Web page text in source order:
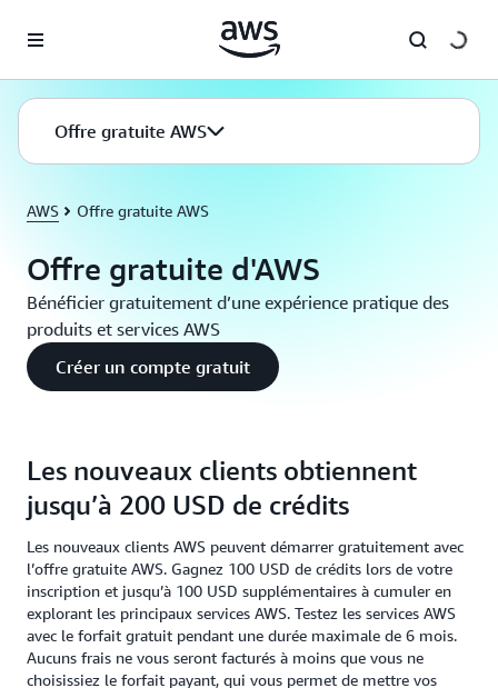
Offre gratuite AWS
AWS Offre gratuite AWS
Offre gratuite d'AWS
Bénéficier gratuitement d’une expérience pratique des
produits et services AWS
Créer un compte gratuit
Les nouveaux clients obtiennent
jusqu’à 200 USD de crédits
Les nouveaux clients AWS peuvent démarrer gratuitement avec
l’offre gratuite AWS. Gagnez 100 USD de crédits lors de votre
inscription et jusqu’à 100 USD supplémentaires à cumuler en
explorant les principaux services AWS. Testez les services AWS
avec le forfait gratuit pendant une durée maximale de 6 mois.
Aucuns frais ne vous seront facturés à moins que vous ne
choisissiez le forfait payant, qui vous permet de mettre vos